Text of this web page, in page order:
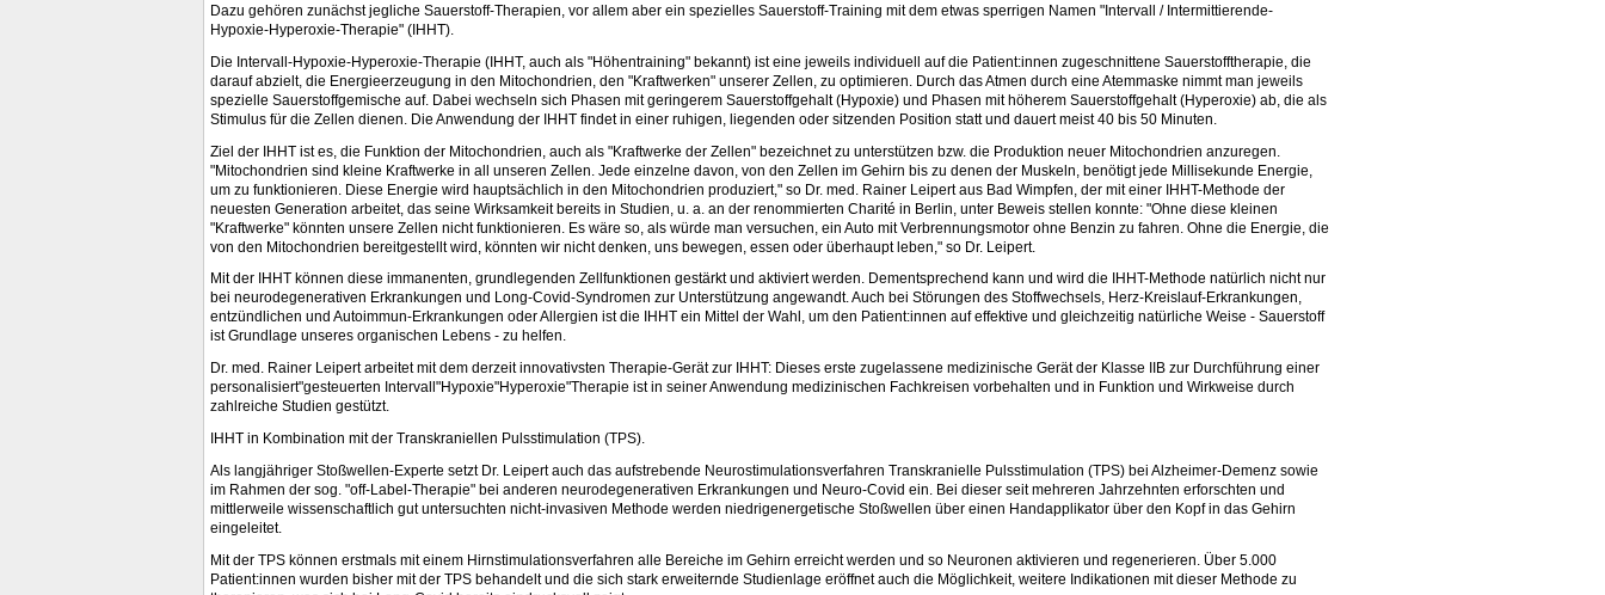
Dazu gehören zunächst jegliche Sauerstoff-Therapien, vor allem aber ein spezielles Sauerstoff-Training mit dem etwas sperrigen Namen "Intervall / Intermittierende-
Hypoxie-Hyperoxie-Therapie" (IHHT).
Die Intervall-Hypoxie-Hyperoxie-Therapie (IHHT, auch als "Höhentraining" bekannt) ist eine jeweils individuell auf die Patient:innen zugeschnittene Sauerstofftherapie, die
darauf abzielt, die Energieerzeugung in den Mitochondrien, den "Kraftwerken" unserer Zellen, zu optimieren. Durch das Atmen durch eine Atemmaske nimmt man jeweils
spezielle Sauerstoffgemische auf. Dabei wechseln sich Phasen mit geringerem Sauerstoffgehalt (Hypoxie) und Phasen mit höherem Sauerstoffgehalt (Hyperoxie) ab, die als
Stimulus für die Zellen dienen. Die Anwendung der IHHT findet in einer ruhigen, liegenden oder sitzenden Position statt und dauert meist 40 bis 50 Minuten.
Ziel der IHHT ist es, die Funktion der Mitochondrien, auch als "Kraftwerke der Zellen" bezeichnet zu unterstützen bzw. die Produktion neuer Mitochondrien anzuregen.
"Mitochondrien sind kleine Kraftwerke in all unseren Zellen. Jede einzelne davon, von den Zellen im Gehirn bis zu denen der Muskeln, benötigt jede Millisekunde Energie,
um zu funktionieren. Diese Energie wird hauptsächlich in den Mitochondrien produziert," so Dr. med. Rainer Leipert aus Bad Wimpfen, der mit einer IHHT-Methode der
neuesten Generation arbeitet, das seine Wirksamkeit bereits in Studien, u. a. an der renommierten Charité in Berlin, unter Beweis stellen konnte: "Ohne diese kleinen
"Kraftwerke" könnten unsere Zellen nicht funktionieren. Es wäre so, als würde man versuchen, ein Auto mit Verbrennungsmotor ohne Benzin zu fahren. Ohne die Energie, die
von den Mitochondrien bereitgestellt wird, könnten wir nicht denken, uns bewegen, essen oder überhaupt leben," so Dr. Leipert.
Mit der IHHT können diese immanenten, grundlegenden Zellfunktionen gestärkt und aktiviert werden. Dementsprechend kann und wird die IHHT-Methode natürlich nicht nur
bei neurodegenerativen Erkrankungen und Long-Covid-Syndromen zur Unterstützung angewandt. Auch bei Störungen des Stoffwechsels, Herz-Kreislauf-Erkrankungen,
entzündlichen und Autoimmun-Erkrankungen oder Allergien ist die IHHT ein Mittel der Wahl, um den Patient:innen auf effektive und gleichzeitig natürliche Weise - Sauerstoff
ist Grundlage unseres organischen Lebens - zu helfen.
Dr. med. Rainer Leipert arbeitet mit dem derzeit innovativsten Therapie-Gerät zur IHHT: Dieses erste zugelassene medizinische Gerät der Klasse IIB zur Durchführung einer
personalisiert"gesteuerten Intervall"Hypoxie"Hyperoxie"Therapie ist in seiner Anwendung medizinischen Fachkreisen vorbehalten und in Funktion und Wirkweise durch
zahlreiche Studien gestützt.
IHHT in Kombination mit der Transkraniellen Pulsstimulation (TPS).
Als langjähriger Stoßwellen-Experte setzt Dr. Leipert auch das aufstrebende Neurostimulationsverfahren Transkranielle Pulsstimulation (TPS) bei Alzheimer-Demenz sowie
im Rahmen der sog. "off-Label-Therapie" bei anderen neurodegenerativen Erkrankungen und Neuro-Covid ein. Bei dieser seit mehreren Jahrzehnten erforschten und
mittlerweile wissenschaftlich gut untersuchten nicht-invasiven Methode werden niedrigenergetische Stoßwellen über einen Handapplikator über den Kopf in das Gehirn
eingeleitet.
Mit der TPS können erstmals mit einem Hirnstimulationsverfahren alle Bereiche im Gehirn erreicht werden und so Neuronen aktivieren und regenerieren. Über 5.000
Patient:innen wurden bisher mit der TPS behandelt und die sich stark erweiternde Studienlage eröffnet auch die Möglichkeit, weitere Indikationen mit dieser Methode zu